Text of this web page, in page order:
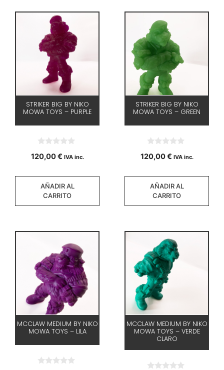
STRIKER BIG BY NIKO
MOWA TOYS – PURPLE
d
120,00€ IVA inc.
AÑADIR AL
CARRITO
STRIKER BIG BY NIKO
MOWA TOYS – GREEN
d
120,00€ IVA inc.
AÑADIR AL
CARRITO
MCCLAW MEDIUM BY NIKO
MOWA TOYS – LILA
MCCLAW MEDIUM BY NIKO
MOWA TOYS – VERDE
CLARO